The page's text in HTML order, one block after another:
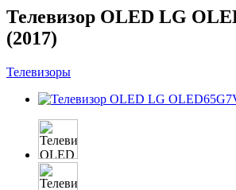
Телевизор OLED LG
(2017)
Телевизоры